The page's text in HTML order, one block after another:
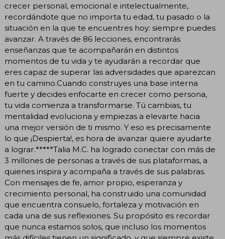
crecer personal, emocional e intelectualmente,
recordándote que no importa tu edad, tu pasado o la
situación en la que te encuentres hoy: siempre puedes
avanzar. A través de 86 lecciones, encontrarás
enseñanzas que te acompañarán en distintos
momentos de tu vida y te ayudarán a recordar que
eres capaz de superar las adversidades que aparezcan
en tu camino.Cuando construyes una base interna
fuerte y decides enfocarte en crecer como persona,
tu vida comienza a transformarse. Tú cambias, tu
mentalidad evoluciona y empiezas a elevarte hacia
una mejor versión de ti mismo. Y eso es precisamente
lo que ¡Despierta!, es hora de avanzar quiere ayudarte
a lograr.*****Talia M.C. ha logrado conectar con más de
3 millones de personas a través de sus plataformas, a
quienes inspira y acompaña a través de sus palabras.
Con mensajes de fe, amor propio, esperanza y
crecimiento personal, ha construido una comunidad
que encuentra consuelo, fortaleza y motivación en
cada una de sus reflexiones. Su propósito es recordar
que nunca estamos solos, que incluso los momentos